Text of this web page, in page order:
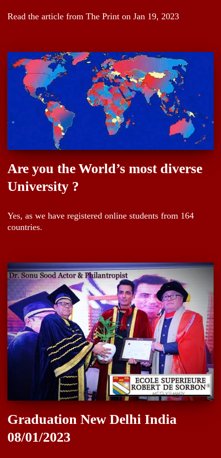
Read the article from The Print on Jan 19, 2023
Are you the World’s most diverse
University ?
Yes, as we have registered online students from 164
countries.
Graduation New Delhi India
08/01/2023